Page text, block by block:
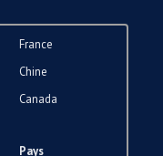
France
Chine
Canada
Pays